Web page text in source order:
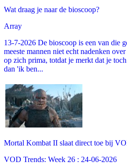
Wat draag je naar de bioscoop?
Array
13-7-2026 De bioscoop is een van die
meeste mannen niet echt nadenken
op zich prima, totdat je merkt dat je
dan 'ik ben...
Mortal Kombat II slaat direct toe bij
VOD Trends: Week 26 : 24-06-2026